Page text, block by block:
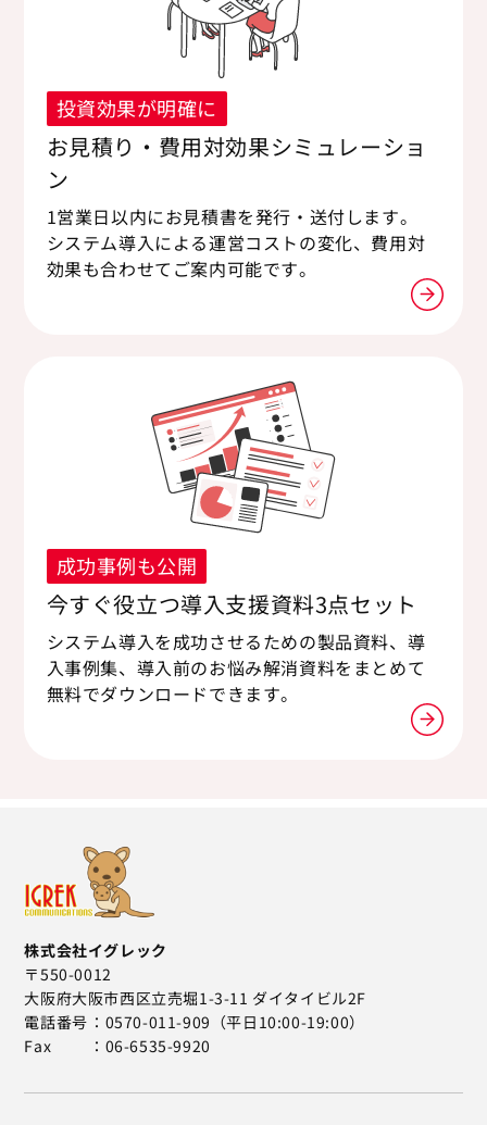
投資効果が明確に
お見積り・費用対効果シミュレーショ
ン
1営業日以内にお見積書を発行・送付します。
システム導入による運営コストの変化、費用対
効果も合わせてご案内可能です。
成功事例も公開
今すぐ役立つ導入支援資料3点セット
システム導入を成功させるための製品資料、導
入事例集、導入前のお悩み解消資料をまとめて
無料でダウンロードできます。
株式会社イグレック
〒550-0012
大阪府大阪市西区立売堀1-3-11 ダイタイビル2F
電話番号
0570-011-909（平日10:00-19:00）
Fax
06-6535-9920